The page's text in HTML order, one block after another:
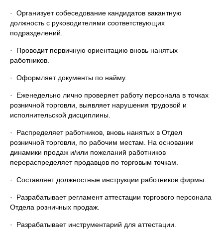
· Организует собеседование кандидатов вакантную
должность с руководителями соответствующих
подразделений.
· Проводит первичную ориентацию вновь нанятых
работников.
· Оформляет документы по найму.
· Еженедельно лично проверяет работу персонала в точках
розничной торговли, выявляет нарушения трудовой и
исполнительской дисциплины.
· Распределяет работников, вновь нанятых в Отдел
розничной торговли, по рабочим местам. На основании
динамики продаж и/или пожеланий работников
перераспределяет продавцов по торговым точкам.
· Составляет должностные инструкции работников фирмы.
· Разрабатывает регламент аттестации торгового персонала
Отдела розничных продаж.
· Разрабатывает инструментарий для аттестации.